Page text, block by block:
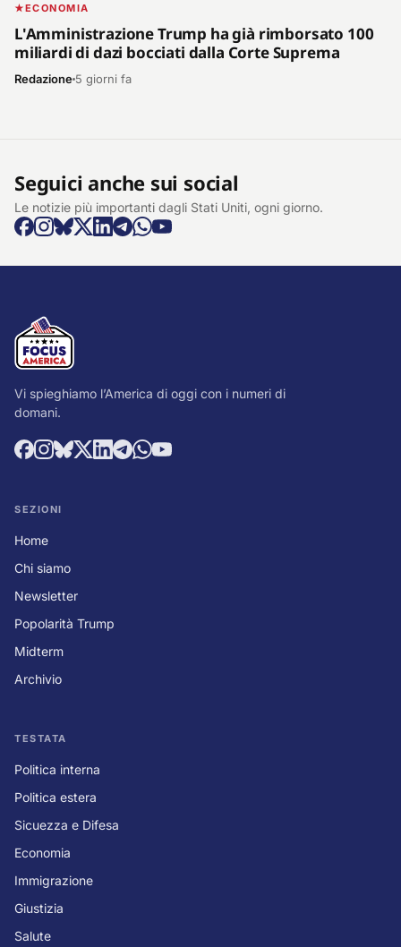
ECONOMIA
L'Amministrazione Trump ha già rimborsato 100
miliardi di dazi bocciati dalla Corte Suprema
Redazione 5 giorni fa
Seguici anche sui social
Le notizie più importanti dagli Stati Uniti, ogni giorno.
Vi spieghiamo l’America di oggi con i numeri di
domani.
SEZIONI
Home
Chi siamo
Newsletter
Popolarità Trump
Midterm
Archivio
TESTATA
Politica interna
Politica estera
Sicuezza e Difesa
Economia
Immigrazione
Giustizia
Salute